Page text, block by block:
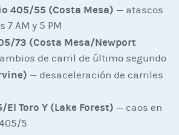
405/55 (Costa Mesa) — atascos
7 AM y 5 PM
73 (Costa Mesa/Newport
de carril de último segundo
— desaceleración de carriles
El Toro Y (Lake Forest) — caos en
5